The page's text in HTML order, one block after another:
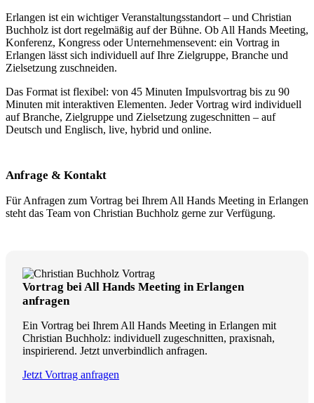
Erlangen ist ein wichtiger Veranstaltungsstandort – und Christian
Buchholz ist dort regelmäßig auf der Bühne. Ob All Hands Meeting,
Konferenz, Kongress oder Unternehmensevent: ein Vortrag in
Erlangen lässt sich individuell auf Ihre Zielgruppe, Branche und
Zielsetzung zuschneiden.
Das Format ist flexibel: von 45 Minuten Impulsvortrag bis zu 90
Minuten mit interaktiven Elementen. Jeder Vortrag wird individuell
auf Branche, Zielgruppe und Zielsetzung zugeschnitten – auf
Deutsch und Englisch, live, hybrid und online.
Anfrage & Kontakt
Für Anfragen zum Vortrag bei Ihrem All Hands Meeting in Erlangen
steht das Team von Christian Buchholz gerne zur Verfügung.
Vortrag bei All Hands Meeting in Erlangen
anfragen
Ein Vortrag bei Ihrem All Hands Meeting in Erlangen mit
Christian Buchholz: individuell zugeschnitten, praxisnah,
inspirierend. Jetzt unverbindlich anfragen.
Jetzt Vortrag anfragen